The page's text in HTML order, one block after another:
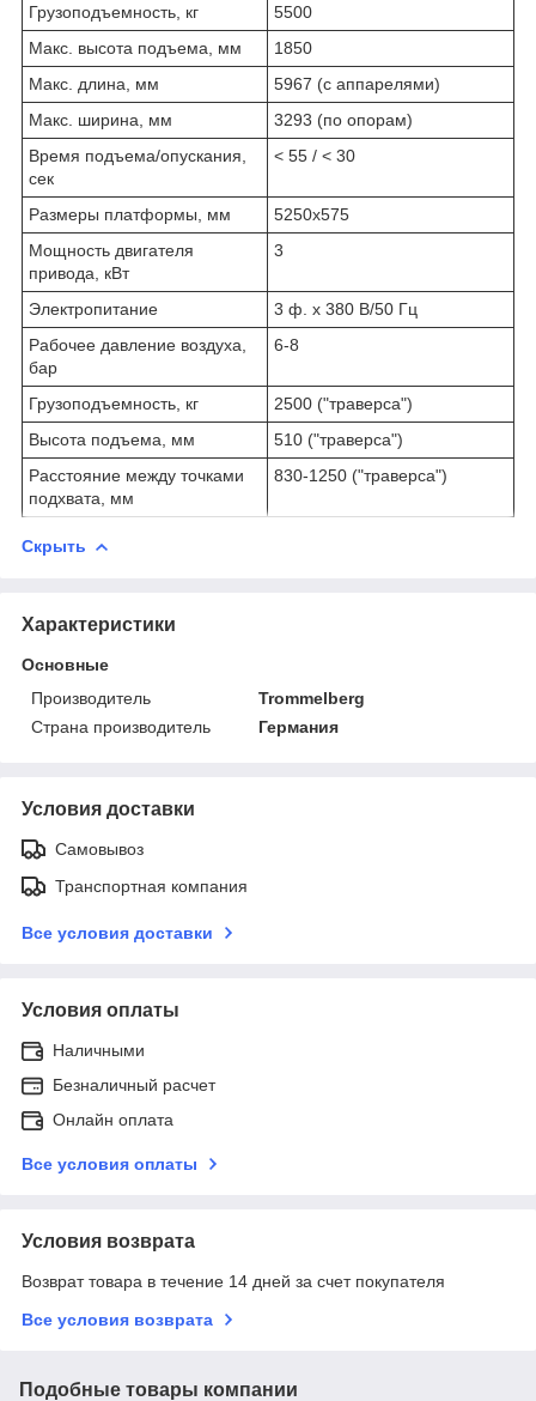
Грузоподъемность, кг
5500
Макс. высота подъема, мм
1850
Макс. длина, мм
5967 (с аппарелями)
Макс. ширина, мм
3293 (по опорам)
Время подъема/опускания,
сек
< 55 / < 30
Размеры платформы, мм
5250х575
Мощность двигателя
привода, кВт
3
Электропитание
3 ф. х 380 В/50 Гц
Рабочее давление воздуха,
бар
6-8
Грузоподъемность, кг
2500 ("траверса")
Высота подъема, мм
510 ("траверса")
Расстояние между точками
подхвата, мм
830-1250 ("траверса")
Скрыть
Характеристики
Основные
Производитель
Trommelberg
Страна производитель
Германия
Условия доставки
Самовывоз
Транспортная компания
Все условия доставки
Условия оплаты
Наличными
Безналичный расчет
Онлайн оплата
Все условия оплаты
Условия возврата
Возврат товара в течение 14 дней за счет покупателя
Все условия возврата
Подобные товары компании